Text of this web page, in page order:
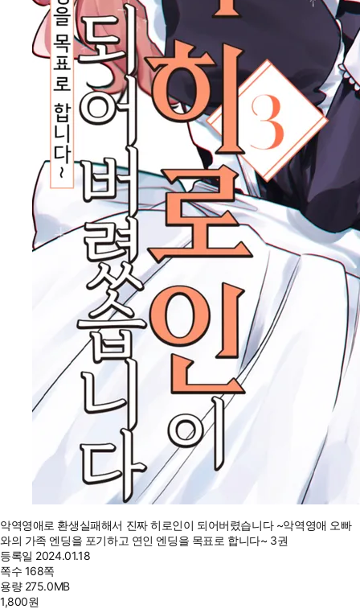
악역영애로 환생실패해서 진짜 히로인이 되어버렸습니다 ~악역영애 오빠
와의 가족 엔딩을 포기하고 연인 엔딩을 목표로 합니다~ 3권
등록일 2024.01.18
쪽수 168쪽
용량 275.0MB
1,800원